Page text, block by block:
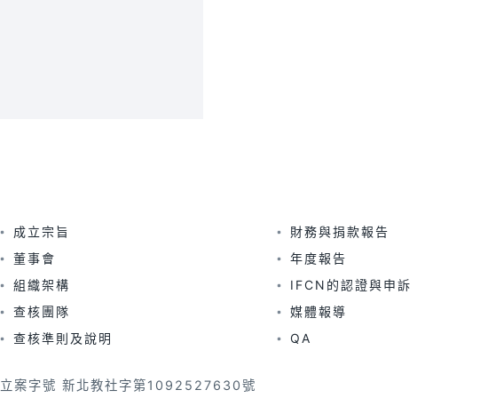
成立宗旨
董事會
組織架構
查核團隊
查核準則及說明
立案字號 新北教社字第1092527630號
財務與捐款報告
年度報告
IFCN的認證與申訴
媒體報導
QA